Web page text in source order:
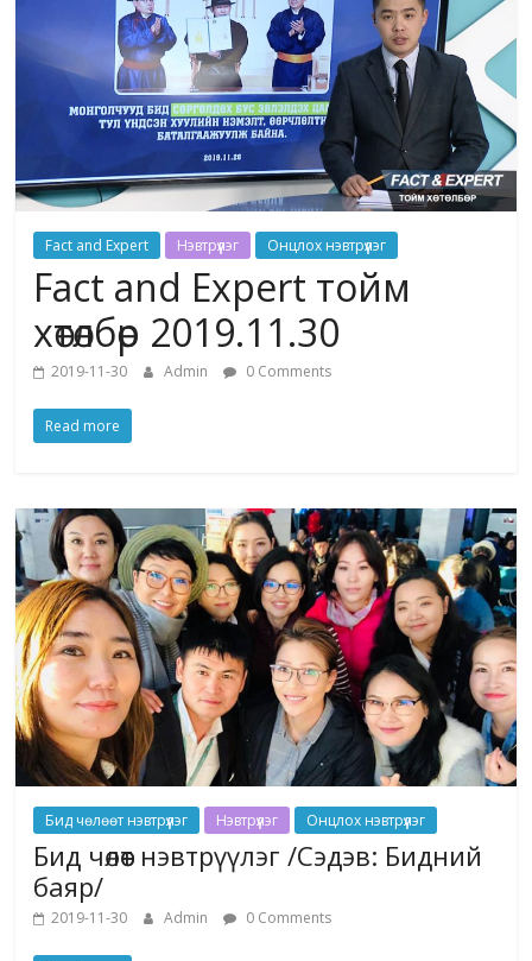
Fact and Expert Нэвтрүүлэг Онцлох нэвтрүүлэг
Fact and Expert тойм
хөтөлбөр 2019.11.30
2019-11-30 Admin 0 Comments
Read more
Бид чөлөөт нэвтрүүлэг Нэвтрүүлэг Онцлох нэвтрүүлэг
Бид чөлөөт нэвтрүүлэг /Сэдэв: Бидний
баяр/
2019-11-30 Admin 0 Comments